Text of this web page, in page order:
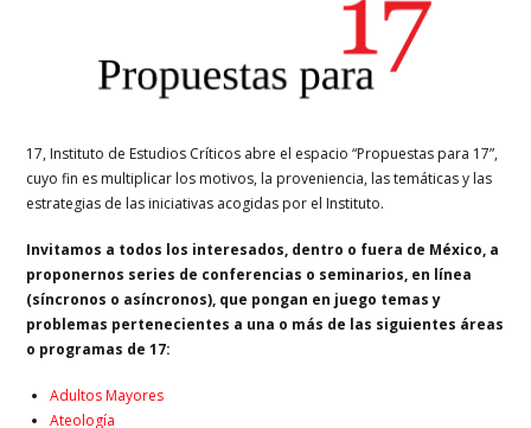
17, Instituto de Estudios Críticos abre el espacio “Propuestas para 17”,
cuyo fin es multiplicar los motivos, la proveniencia, las temáticas y las
estrategias de las iniciativas acogidas por el Instituto.
Invitamos a todos los interesados, dentro o fuera de México, a
proponernos series de conferencias o seminarios, en línea
(síncronos o asíncronos), que pongan en juego temas y
problemas pertenecientes a una o más de las siguientes áreas
o programas de 17:
Adultos Mayores
Ateología